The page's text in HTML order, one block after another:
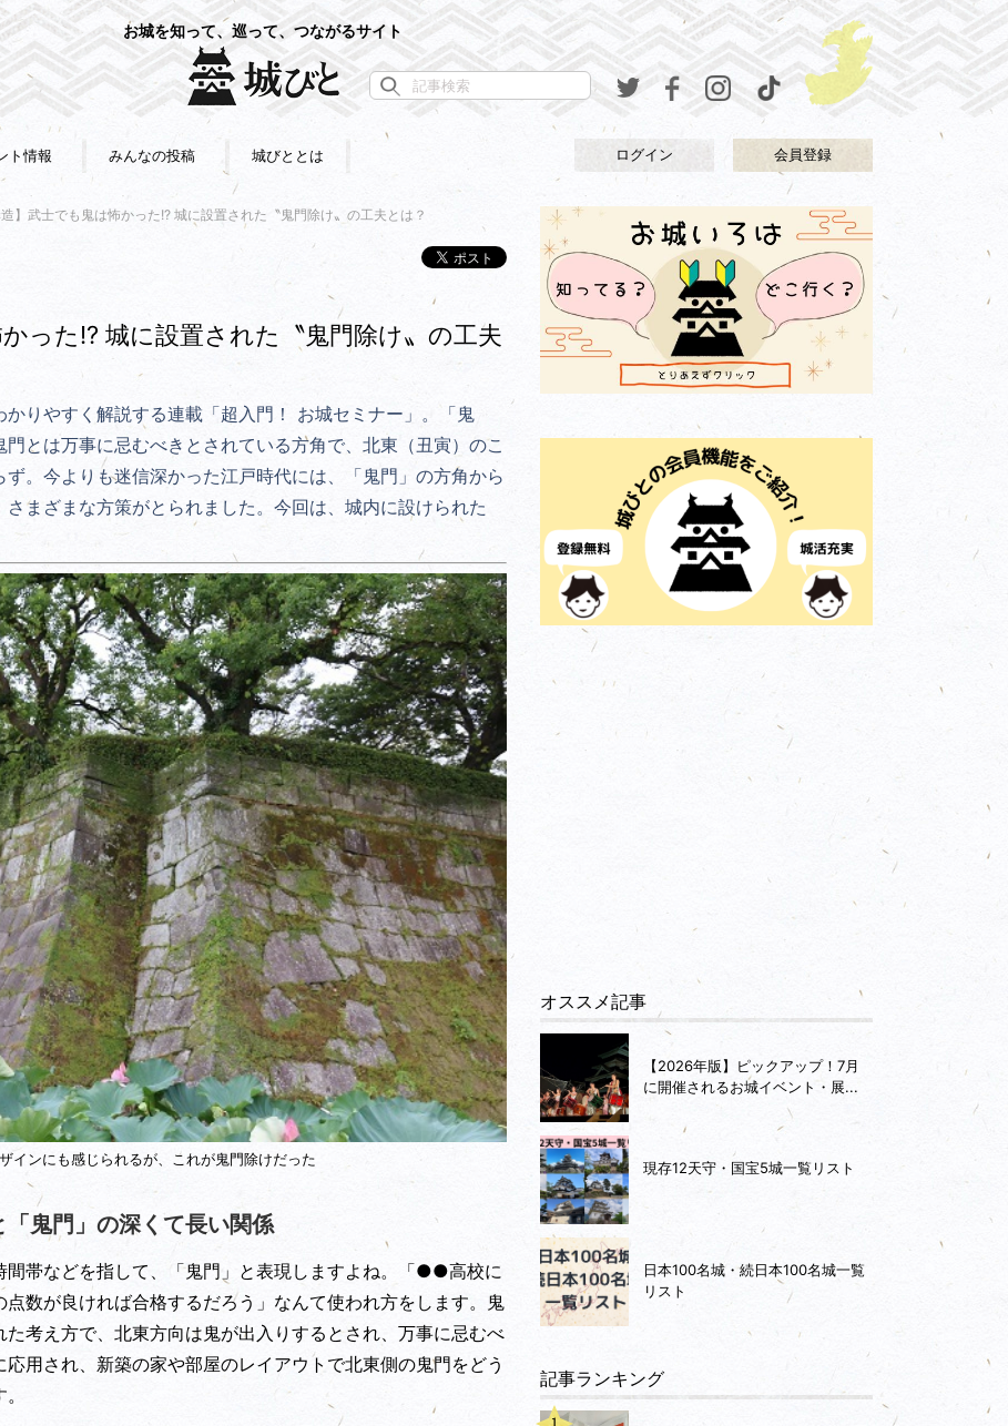
お城を知って、巡って、つながるサイト
ト情報 みんなの投稿 城びととは ログイン 会員登録
】武士でも鬼は怖かった!? 城に設置された〝鬼門除け〟の工夫とは？
った!? 城に設置された〝鬼門除け〟の工夫
りやすく解説する連載「超入門！ お城セミナー」。「鬼
門とは万事に忌むべきとされている方角で、北東（丑寅）のこ
。今よりも迷信深かった江戸時代には、「鬼門」の方角から
さまざまな方策がとられました。今回は、城内に設けられた
インにも感じられるが、これが鬼門除けだった
鬼門」の深くて長い関係
間帯などを指して、「鬼門」と表現しますよね。「●●高校に
数が良ければ合格するだろう」なんて使われ方をします。鬼
考え方で、北東方向は鬼が出入りするとされ、万事に忌むべ
用され、新築の家や部屋のレイアウトで北東側の鬼門をどう
オススメ記事
【2026年版】ピックアップ！7月
に開催されるお城イベント・展...
現存12天守・国宝5城一覧リスト
日本100名城・続日本100名城一覧
リスト
記事ランキング